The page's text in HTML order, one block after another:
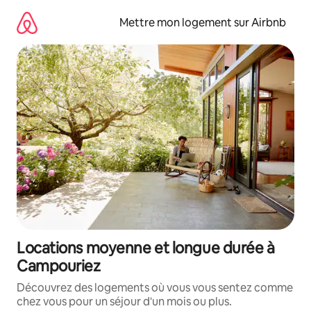
directement
contenu
Mettre mon logement sur Airbnb
Locations moyenne et longue durée à
Campouriez
Découvrez des logements où vous vous sentez comme
chez vous pour un séjour d'un mois ou plus.